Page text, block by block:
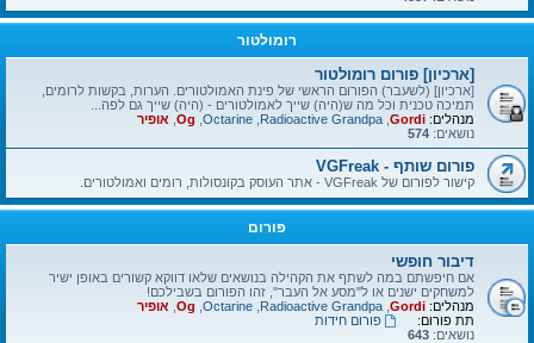
רומולטור
[ארכיון] פורום רומולטור
[ארכיון] (לשעבר) הפורום הראשי של פינת האמולטורים. הערות, בקשות לרומים,
תמיכה טכנית וכל מה ש(היה) שייך לאמולטורים - (היה) שייך גם לפה...
מנהלים: Gordi
Radioactive Grandpa
Octarine
Og אופיר
נושאים: 574
פורום שותף - VGFreak
קישור לפורום של VGFreak - אתר העוסק בקונסולות, רומים ואמולטורים.
פורום
דיבור חופשי
אם חיפשתם במה לשתף את הקהילה בנושאים שלאו דווקא קשורים באופן ישיר
למשחקים ישנים או ל"מסע אל העבר", זהו הפורום בשבילכם!
מנהלים: Gordi
Radioactive Grandpa
Octarine
Og אופיר
תת פורום:
פורום חידות
נושאים: 643